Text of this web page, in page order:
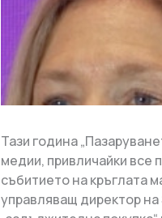
Тази година
медии, привличайки все
събитието на кръглата
управляващ директор